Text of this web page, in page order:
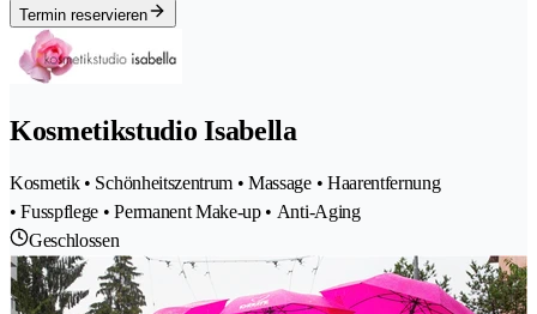
Termin reservieren
Kosmetikstudio Isabella
Kosmetik • Schönheitszentrum • Massage • Haarentfernung
• Fusspflege • Permanent Make-up • Anti-Aging
Geschlossen